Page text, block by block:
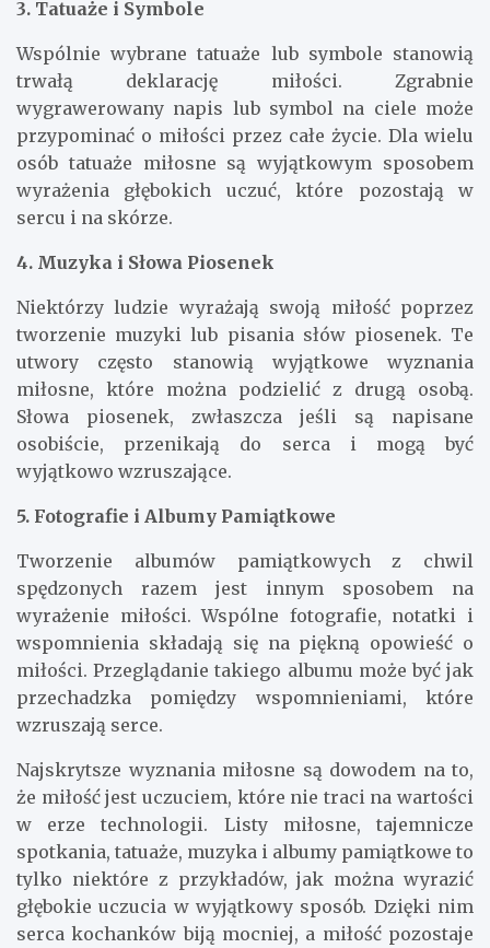
3. Tatuaże i Symbole
Wspólnie wybrane tatuaże lub symbole stanowią
trwałą deklarację miłości. Zgrabnie
wygrawerowany napis lub symbol na ciele może
przypominać o miłości przez całe życie. Dla wielu
osób tatuaże miłosne są wyjątkowym sposobem
wyrażenia głębokich uczuć, które pozostają w
sercu i na skórze.
4. Muzyka i Słowa Piosenek
Niektórzy ludzie wyrażają swoją miłość poprzez
tworzenie muzyki lub pisania słów piosenek. Te
utwory często stanowią wyjątkowe wyznania
miłosne, które można podzielić z drugą osobą.
Słowa piosenek, zwłaszcza jeśli są napisane
osobiście, przenikają do serca i mogą być
wyjątkowo wzruszające.
5. Fotografie i Albumy Pamiątkowe
Tworzenie albumów pamiątkowych z chwil
spędzonych razem jest innym sposobem na
wyrażenie miłości. Wspólne fotografie, notatki i
wspomnienia składają się na piękną opowieść o
miłości. Przeglądanie takiego albumu może być jak
przechadzka pomiędzy wspomnieniami, które
wzruszają serce.
Najskrytsze wyznania miłosne są dowodem na to,
że miłość jest uczuciem, które nie traci na wartości
w erze technologii. Listy miłosne, tajemnicze
spotkania, tatuaże, muzyka i albumy pamiątkowe to
tylko niektóre z przykładów, jak można wyrazić
głębokie uczucia w wyjątkowy sposób. Dzięki nim
serca kochanków biją mocniej, a miłość pozostaje